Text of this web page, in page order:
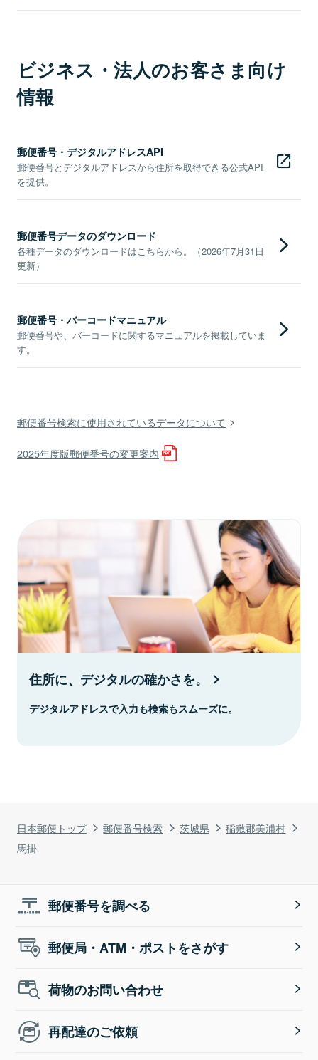
日本郵便トップ 郵便番号検索 茨城県
稲敷郡美浦村
馬掛
ビジネス・法人のお客さま向け
情報
郵便番号・デジタルアドレスAPI
郵便番号とデジタルアドレスから住所を取得できる公式API
を提供。
郵便番号データのダウンロード
各種データのダウンロードはこちらから。（2026年7月31日
更新）
郵便番号・バーコードマニュアル
郵便番号や、バーコードに関するマニュアルを掲載していま
す。
郵便番号検索に使用されているデータについて
2025年度版郵便番号の変更案内
住所に、デジタルの確かさを。
デジタルアドレスで入力も検索もスムーズに。
郵便番号を調べる
郵便局・ATM・ポストをさがす
荷物のお問い合わせ
再配達のご依頼